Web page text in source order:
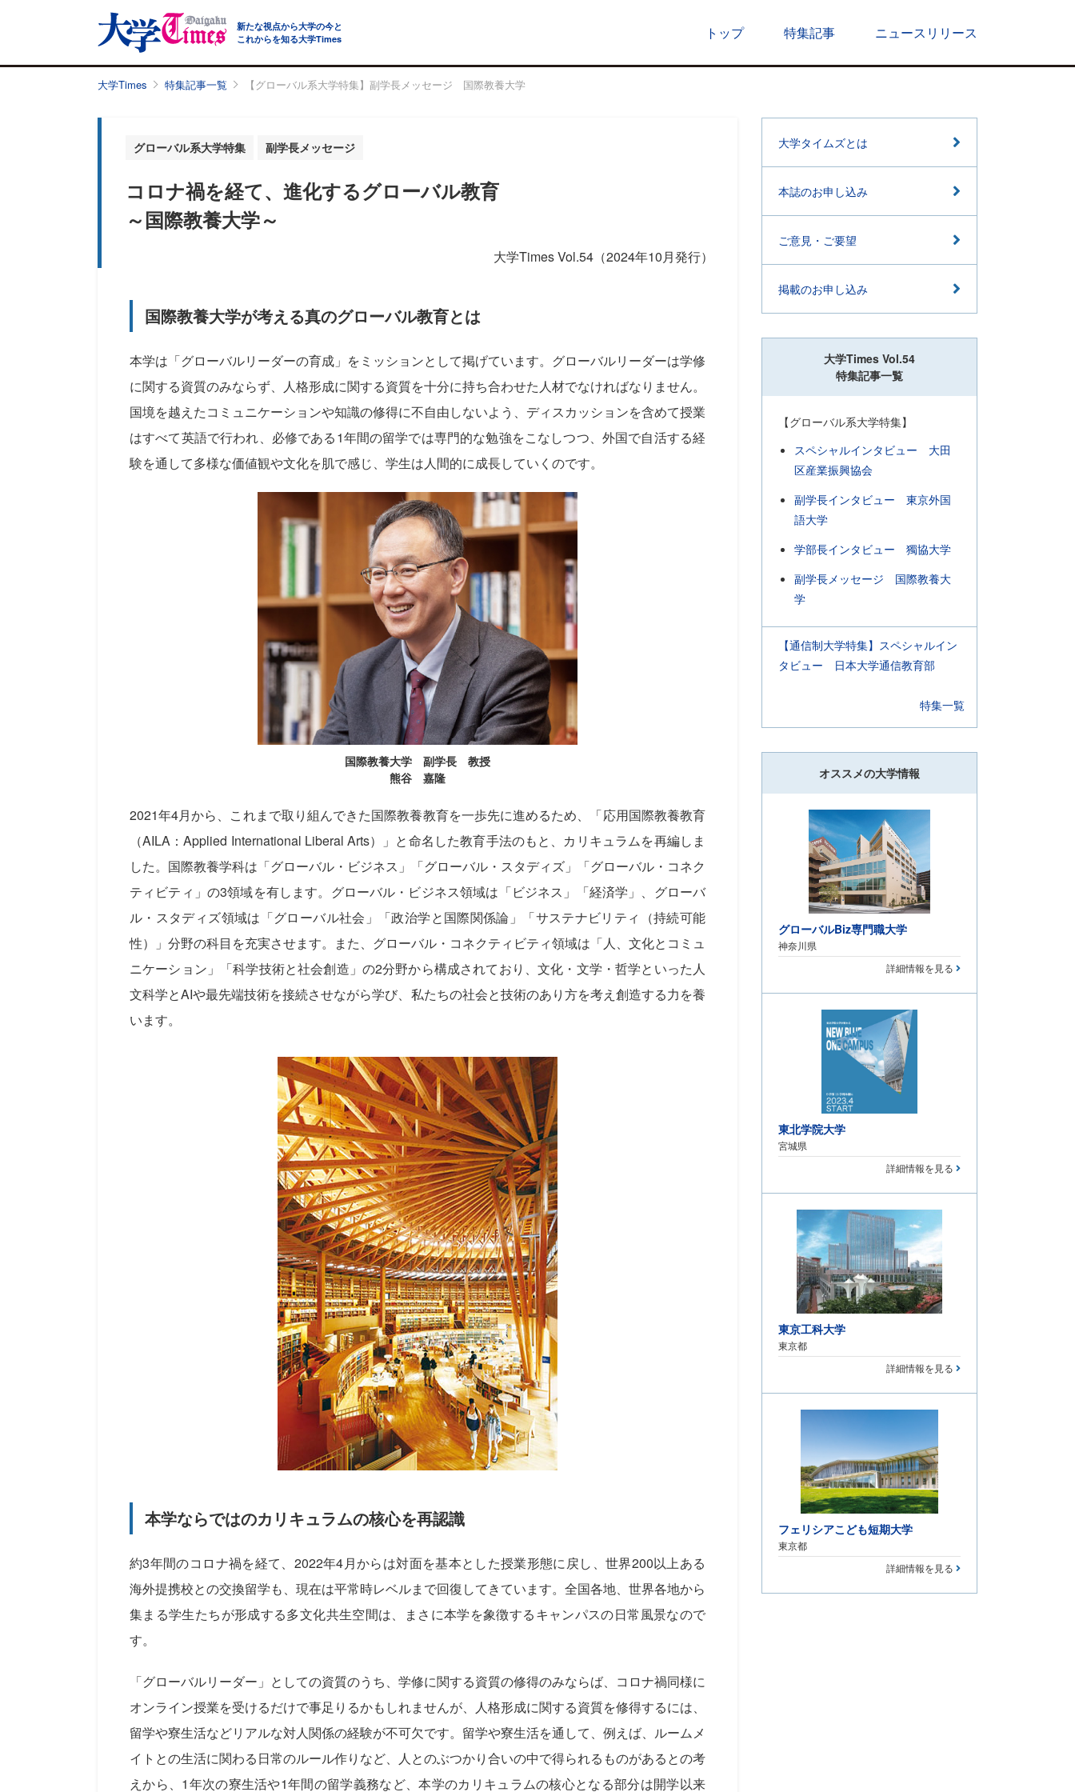
新たな視点から大学の今と
これからを知る大学Times
トップ 特集記事 ニュースリリース
大学Times 特集記事一覧 【グローバル系大学特集】副学長メッセージ 国際教養大学
グローバル系大学特集 副学長メッセージ
コロナ禍を経て、進化するグローバル教育
～国際教養大学～
大学Times Vol.54（2024年10月発行）
国際教養大学が考える真のグローバル教育とは
本学は「グローバルリーダーの育成」をミッションとして掲げています。グローバルリーダーは学修
に関する資質のみならず、人格形成に関する資質を十分に持ち合わせた人材でなければなりません。
国境を越えたコミュニケーションや知識の修得に不自由しないよう、ディスカッションを含めて授業
はすべて英語で行われ、必修である1年間の留学では専門的な勉強をこなしつつ、外国で自活する経
験を通して多様な価値観や文化を肌で感じ、学生は人間的に成長していくのです。
国際教養大学 副学長 教授
熊谷 嘉隆
2021年4月から、これまで取り組んできた国際教養教育を一歩先に進めるため、「応用国際教養教育
（AILA：Applied International Liberal Arts）」と命名した教育手法のもと、カリキュラムを再編しま
した。国際教養学科は「グローバル・ビジネス」「グローバル・スタディズ」「グローバル・コネク
ティビティ」の3領域を有します。グローバル・ビジネス領域は「ビジネス」「経済学」、グローバ
ル・スタディズ領域は「グローバル社会」「政治学と国際関係論」「サステナビリティ（持続可能
性）」分野の科目を充実させます。また、グローバル・コネクティビティ領域は「人、文化とコミュ
ニケーション」「科学技術と社会創造」の2分野から構成されており、文化・文学・哲学といった人
文科学とAIや最先端技術を接続させながら学び、私たちの社会と技術のあり方を考え創造する力を養
います。
本学ならではのカリキュラムの核心を再認識
約3年間のコロナ禍を経て、2022年4月からは対面を基本とした授業形態に戻し、世界200以上ある
海外提携校との交換留学も、現在は平常時レベルまで回復してきています。全国各地、世界各地から
集まる学生たちが形成する多文化共生空間は、まさに本学を象徴するキャンパスの日常風景なので
す。
「グローバルリーダー」としての資質のうち、学修に関する資質の修得のみならば、コロナ禍同様に
オンライン授業を受けるだけで事足りるかもしれませんが、人格形成に関する資質を修得するには、
留学や寮生活などリアルな対人関係の経験が不可欠です。留学や寮生活を通して、例えば、ルームメ
イトとの生活に関わる日常のルール作りなど、人とのぶつかり合いの中で得られるものがあるとの考
えから、1年次の寮生活や1年間の留学義務など、本学のカリキュラムの核心となる部分は開学以来
大学タイムズとは
本誌のお申し込み
ご意見・ご要望
掲載のお申し込み
大学Times Vol.54
特集記事一覧
【グローバル系大学特集】
スペシャルインタビュー 大田
区産業振興協会
副学長インタビュー 東京外国
語大学
学部長インタビュー 獨協大学
副学長メッセージ 国際教養大
学
【通信制大学特集】スペシャルイン
タビュー 日本大学通信教育部
特集一覧
オススメの大学情報
グローバルBiz専門職大学
神奈川県
詳細情報を見る
東北学院大学
宮城県
詳細情報を見る
東京工科大学
東京都
詳細情報を見る
フェリシアこども短期大学
東京都
詳細情報を見る